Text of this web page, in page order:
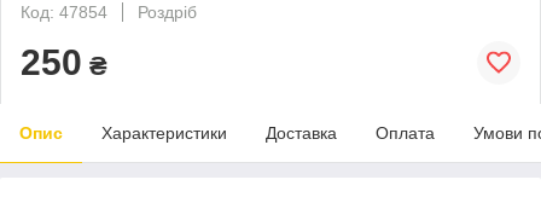
Код: 47854
Роздріб
250 ₴
Опис Характеристики Доставка Оплата Умови